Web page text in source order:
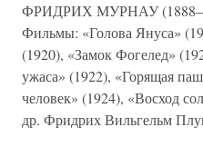
ФРИДРИХ МУРНАУ
Фильмы: «Голова Януса»
(1920), «Замок Фогелед»
ужаса» (1922), «Горящая
человек» (1924), «Восход
др. Фридрих Вильгельм